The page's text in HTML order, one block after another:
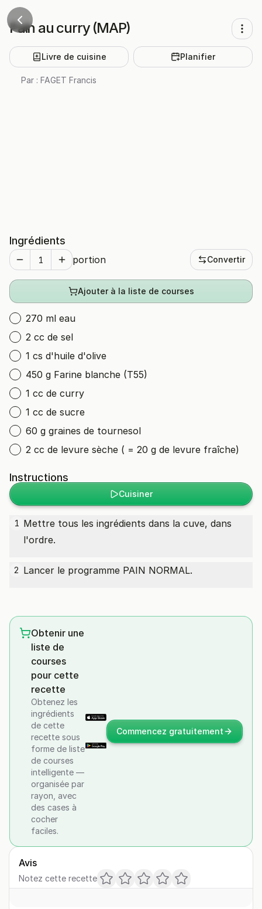
Pain au curry (MAP)
Livre de cuisine Planifier
Par : FAGET Francis
Ingrédients
portion Convertir
Ajouter à la liste de courses
270 ml eau
2 cc de sel
1 cs d'huile d'olive
450 g Farine blanche (T55)
1 cc de curry
1 cc de sucre
60 g graines de tournesol
2 cc de levure sèche ( = 20 g de levure fraîche)
Instructions
Cuisiner
1 Mettre tous les ingrédients dans la cuve, dans
l'ordre.
2 Lancer le programme PAIN NORMAL.
Obtenir une
liste de
courses
pour cette
recette
Obtenez les
ingrédients
de cette
recette sous
forme de liste
de courses
intelligente —
organisée par
rayon, avec
des cases à
cocher
faciles.
Commencez gratuitement
Avis
Notez cette recette